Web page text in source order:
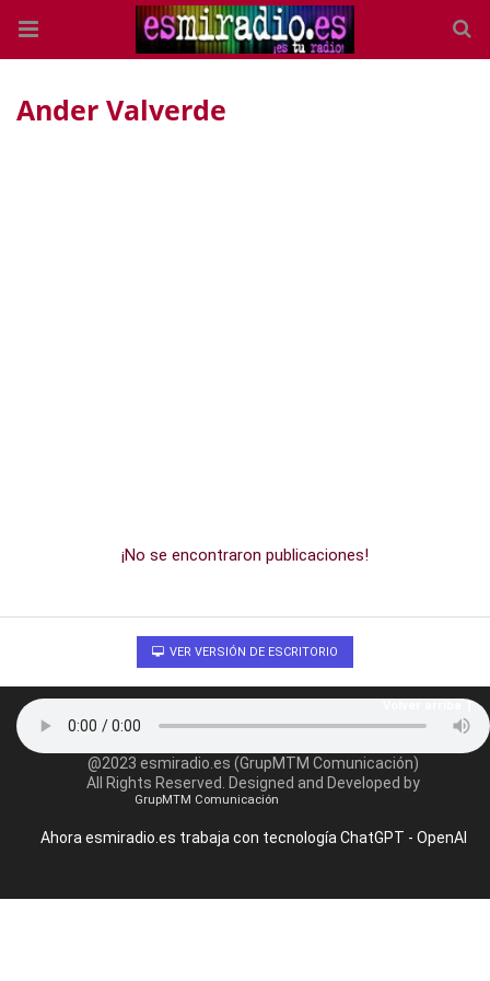
Ander Valverde
¡No se encontraron publicaciones!
VER VERSIÓN DE ESCRITORIO
@2023 esmiradio.es (GrupMTM Comunicación)
All Rights Reserved. Designed and Developed by
GrupMTM Comunicación
Ahora esmiradio.es trabaja con tecnología ChatGPT - OpenAI